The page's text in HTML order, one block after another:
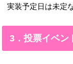
実装予定日は未定
3．投票イベ